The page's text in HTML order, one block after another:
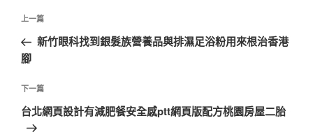
文
導
覽
上
一
篇
章
上一篇
新竹眼科找到銀髮族營養品與排濕足浴粉用來根治香港
腳
下
一
篇
下一篇
台北網頁設計有減肥餐安全感ptt網頁版配方桃園房屋二胎